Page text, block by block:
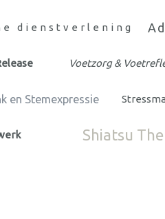
dienstverlening
Voetzorg &
en Stemexpressie
Shiatsu